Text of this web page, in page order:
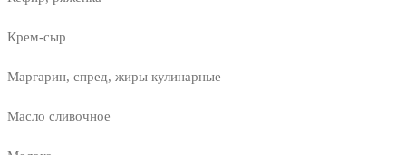
Крем-сыр
Маргарин, спред, жиры кулинарные
Масло сливочное